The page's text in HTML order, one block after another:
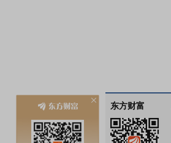
东方财富